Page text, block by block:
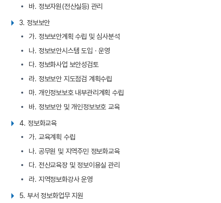
바. 정보자원(전산실등) 관리
3. 정보보안
가. 정보보안계획 수립 및 심사분석
나. 정보보안시스템 도입 · 운영
다. 정보화사업 보안성검토
라. 정보보안 지도점검 계획수립
마. 개인정보보호 내부관리계획 수립
바. 정보보안 및 개인정보보호 교육
4. 정보화교육
가. 교육계획 수립
나. 공무원 및 지역주민 정보화교육
다. 전산교육장 및 정보이용실 관리
라. 지역정보화강사 운영
5. 부서 정보화업무 지원